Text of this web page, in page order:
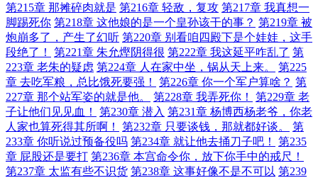
第215章 那摊碎肉就是 第216章 轻敌，复攻 第217章 我真想一
脚踢死你 第218章 这他娘的是一个皇孙该干的事？ 第219章 被
炮崩多了，产生了幻听 第220章 别看咱四殿下是个娃娃，这手
段绝了！
第221章 朱允熞阴得很 第222章 我这延平咋乱了 第
223章 老朱的疑虑 第224章 人在家中坐，锅从天上来。
第225
章 去吃军粮，总比饿死要强！
第226章 你一个军户算啥？ 第
227章 那个站军姿的就是他。
第228章 我弄死你！
第229章 老
子让他们见见血！
第230章 潜入 第231章 杨博西杨老爷，你老
人家也算死得其所啊！
第232章 只要谈钱，那就都好谈。
第
233章 你听说过预备役吗 第234章 就让他去捅刀子吧！
第235
章 屁股还是要打 第236章 本宫命令你，放下你手中的戒尺！
第237章 太监有些不识货 第238章 这事好像不是不可以 第239